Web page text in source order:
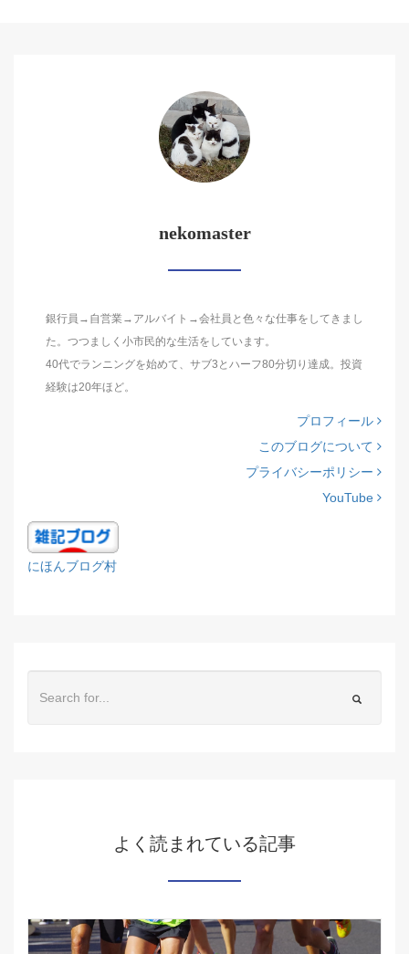
nekomaster
銀行員→自営業→アルバイト→会社員と色々な仕事をしてきまし
た。つつましく小市民的な生活をしています。
40代でランニングを始めて、サブ3とハーフ80分切り達成。投資
経験は20年ほど。
プロフィール
このブログについて
プライバシーポリシー
YouTube
にほんブログ村
よく読まれている記事